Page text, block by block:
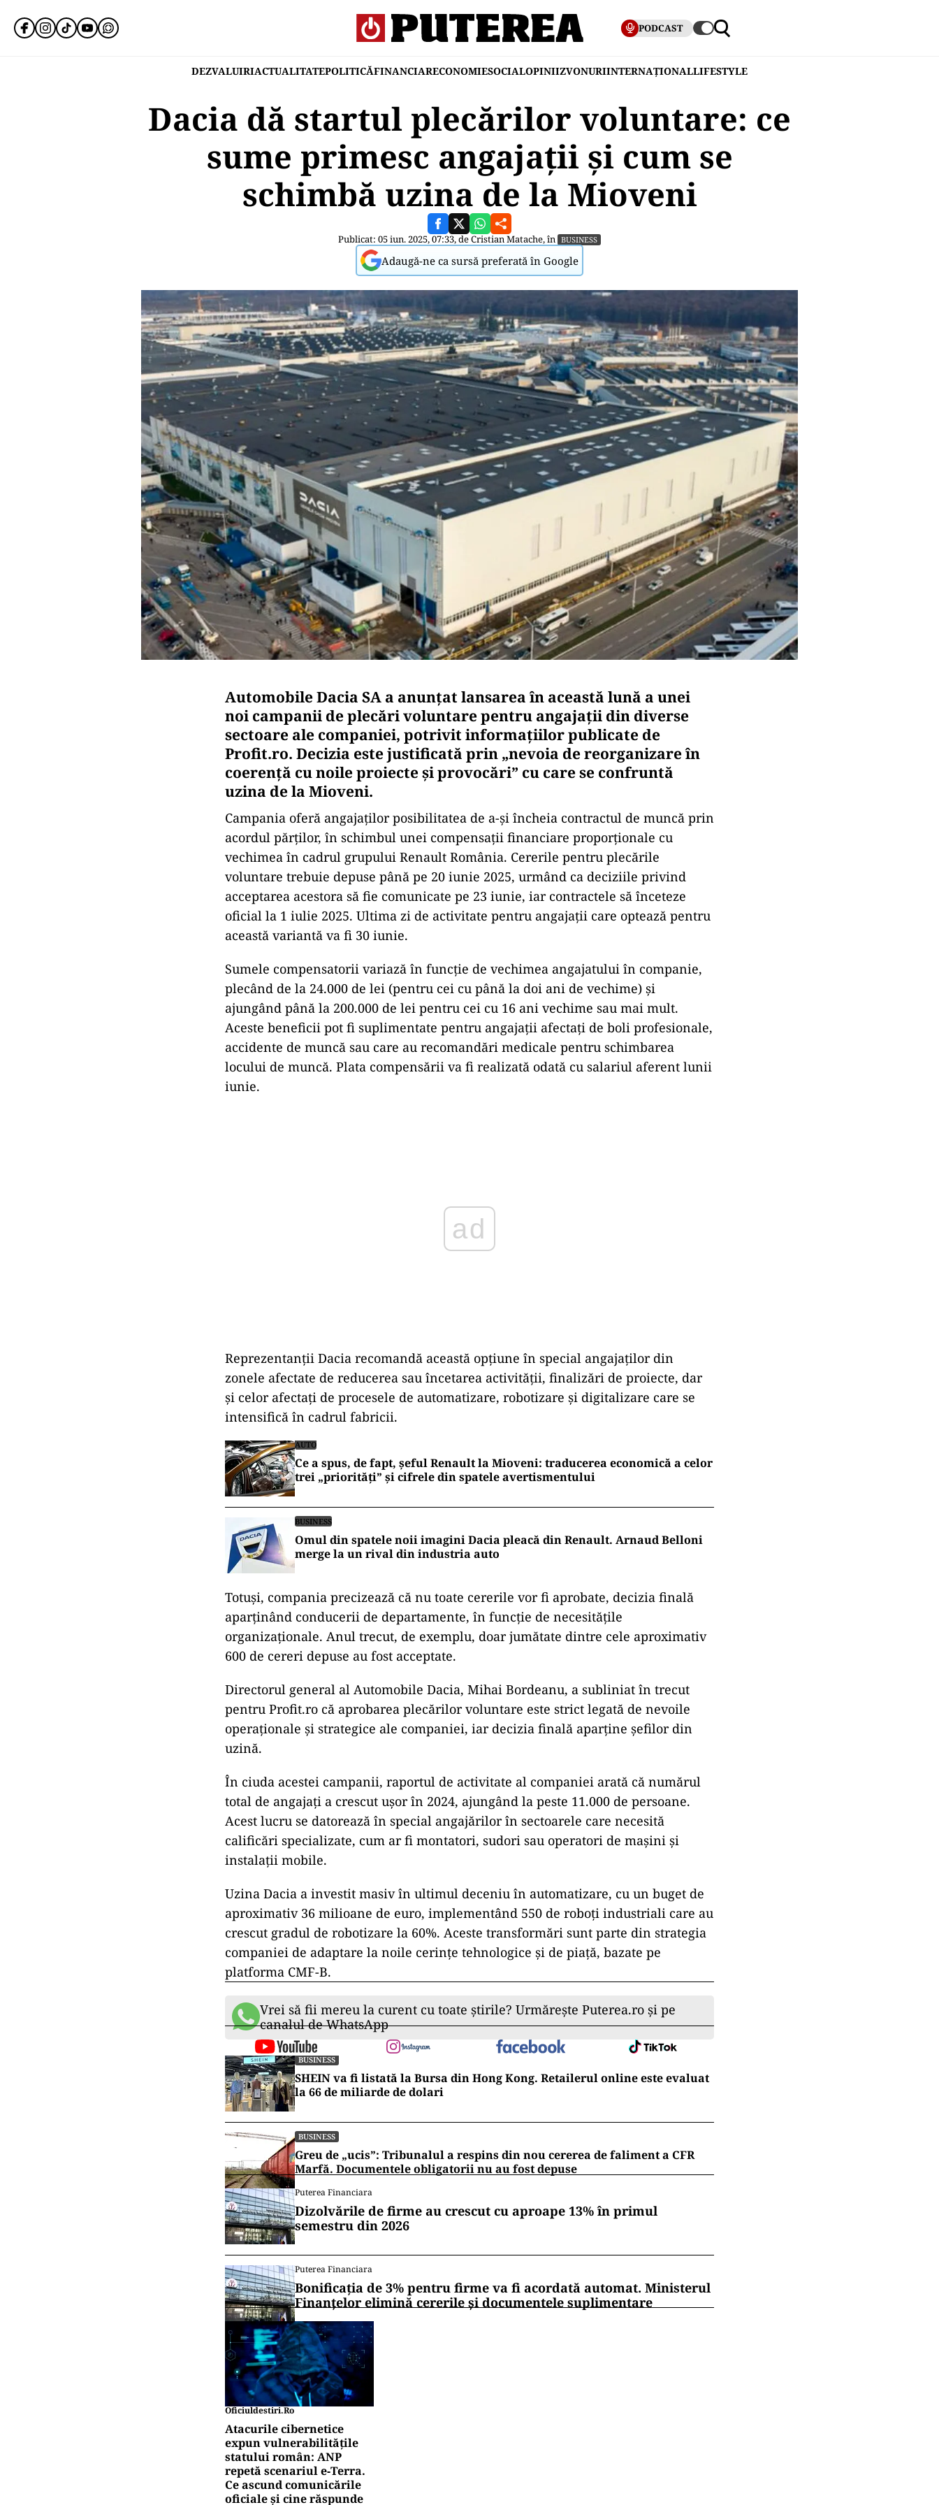
PODCAST
DEZVALUIRIACTUALITATEPOLITICĂFINANCIARECONOMIESOCIALOPINIIZVONURIINTERNAȚIONALLIFESTYLE
Dacia dă startul plecărilor voluntare: ce
sume primesc angajații și cum se
schimbă uzina de la Mioveni
Publicat: 05 iun. 2025, 07:33, deCristian Matache, în BUSINESS
Adaugă-ne ca sursă preferată în Google
Automobile Dacia SA a anunțat lansarea în această lună a unei
noi campanii de plecări voluntare pentru angajații din diverse
sectoare ale companiei, potrivit informațiilor publicate de
Profit.ro. Decizia este justificată prin „nevoia de reorganizare în
coerență cu noile proiecte și provocări” cu care se confruntă
uzina de la Mioveni.
Campania oferă angajaților posibilitatea de a-și încheia contractul de muncă prin
acordul părților, în schimbul unei compensații financiare proporționale cu
vechimea în cadrul grupului Renault România. Cererile pentru plecările
voluntare trebuie depuse până pe 20 iunie 2025, urmând ca deciziile privind
acceptarea acestora să fie comunicate pe 23 iunie, iar contractele să înceteze
oficial la 1 iulie 2025. Ultima zi de activitate pentru angajații care optează pentru
această variantă va fi 30 iunie.
Sumele compensatorii variază în funcție de vechimea angajatului în companie,
plecând de la 24.000 de lei (pentru cei cu până la doi ani de vechime) și
ajungând până la 200.000 de lei pentru cei cu 16 ani vechime sau mai mult.
Aceste beneficii pot fi suplimentate pentru angajații afectați de boli profesionale,
accidente de muncă sau care au recomandări medicale pentru schimbarea
locului de muncă. Plata compensării va fi realizată odată cu salariul aferent lunii
iunie.
Reprezentanții Dacia recomandă această opțiune în special angajaților din
zonele afectate de reducerea sau încetarea activității, finalizări de proiecte, dar
și celor afectați de procesele de automatizare, robotizare și digitalizare care se
intensifică în cadrul fabricii.
AUTO
Ce a spus, de fapt, șeful Renault la Mioveni: traducerea economică a celor
trei „priorități” și cifrele din spatele avertismentului
BUSINESS
Omul din spatele noii imagini Dacia pleacă din Renault. Arnaud Belloni
merge la un rival din industria auto
Totuși, compania precizează că nu toate cererile vor fi aprobate, decizia finală
aparținând conducerii de departamente, în funcție de necesitățile
organizaționale. Anul trecut, de exemplu, doar jumătate dintre cele aproximativ
600 de cereri depuse au fost acceptate.
Directorul general al Automobile Dacia, Mihai Bordeanu, a subliniat în trecut
pentru Profit.ro că aprobarea plecărilor voluntare este strict legată de nevoile
operaționale și strategice ale companiei, iar decizia finală aparține șefilor din
uzină.
În ciuda acestei campanii, raportul de activitate al companiei arată că numărul
total de angajați a crescut ușor în 2024, ajungând la peste 11.000 de persoane.
Acest lucru se datorează în special angajărilor în sectoarele care necesită
calificări specializate, cum ar fi montatori, sudori sau operatori de mașini și
instalații mobile.
Uzina Dacia a investit masiv în ultimul deceniu în automatizare, cu un buget de
aproximativ 36 milioane de euro, implementând 550 de roboți industriali care au
crescut gradul de robotizare la 60%. Aceste transformări sunt parte din strategia
companiei de adaptare la noile cerințe tehnologice și de piață, bazate pe
platforma CMF-B.
Vrei să fii mereu la curent cu toate știrile? Urmărește Puterea.ro și pe
canalul de WhatsApp
BUSINESS
SHEIN va fi listată la Bursa din Hong Kong. Retailerul online este evaluat
la 66 de miliarde de dolari
BUSINESS
Greu de „ucis”: Tribunalul a respins din nou cererea de faliment a CFR
Marfă. Documentele obligatorii nu au fost depuse
Puterea Financiara
Dizolvările de firme au crescut cu aproape 13% în primul
semestru din 2026
Puterea Financiara
Bonificația de 3% pentru firme va fi acordată automat. Ministerul
Finanțelor elimină cererile și documentele suplimentare
Oficiuldestiri.ro
Atacurile cibernetice
expun vulnerabilitățile
statului român: ANP
repetă scenariul e‑Terra.
Ce ascund comunicările
oficiale și cine răspunde